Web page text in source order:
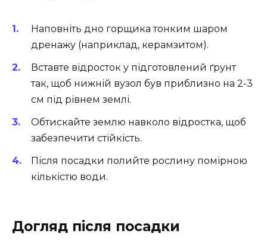
Наповніть дно горщика тонким шаром
дренажу (наприклад, керамзитом).
Вставте відросток у підготовлений ґрунт
так, щоб нижній вузол був приблизно на 2-3
см під рівнем землі.
Обтискайте землю навколо відростка, щоб
забезпечити стійкість.
Після посадки полийте рослину помірною
кількістю води.
Догляд після посадки